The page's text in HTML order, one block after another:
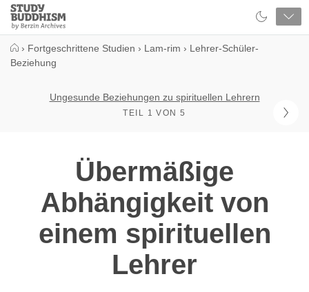
Close
Study
Buddhism
› Fortgeschrittene Studien › Lam-rim › Lehrer-Schüler-
Beziehung
Ungesunde Beziehungen zu spirituellen Lehrern
TEIL 1 VON 5
Übermäßige
Abhängigkeit von
einem spirituellen
Lehrer